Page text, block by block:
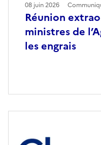
Réunion
ministres de
les engrais
08 juin 2026